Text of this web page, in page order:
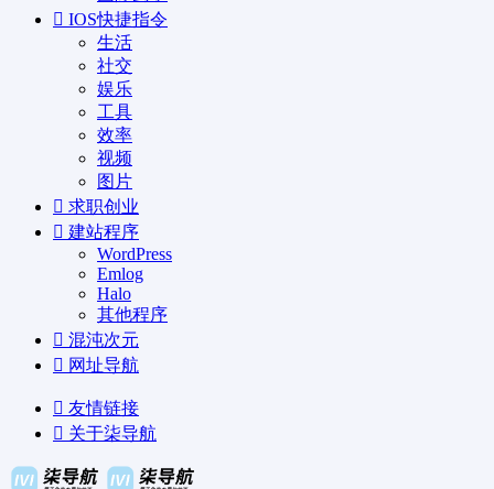
IOS快捷指令
生活
社交
娱乐
工具
效率
视频
图片
求职创业
建站程序
WordPress
Emlog
Halo
其他程序
混沌次元
网址导航
友情链接
关于柒导航